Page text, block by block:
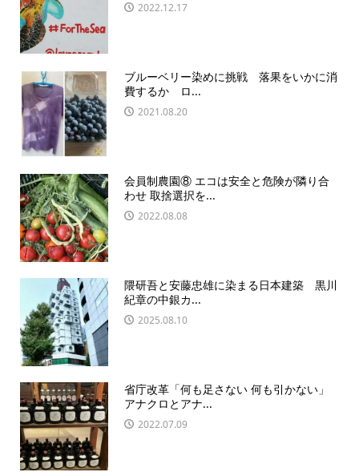
2022.12.17
ブルーベリー染めに挑戦 落果をいかに消
費するか ロ...
2021.08.20
会員制農園⑧ エコは安全と危険が隣り合
わせ 取捨選択を...
2022.08.08
隈研吾と安藤忠雄に染まる日本建築 黒川
紀章の中銀カ...
2025.08.10
省庁改革「何も足さない 何も引かない」
アナクロとアナ...
2022.07.09